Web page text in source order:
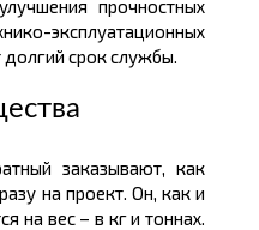
прочностных
эксплуатационных
долгий срок службы.
заказывают, как
на проект. Он, как и
на вес – в кги тоннах.